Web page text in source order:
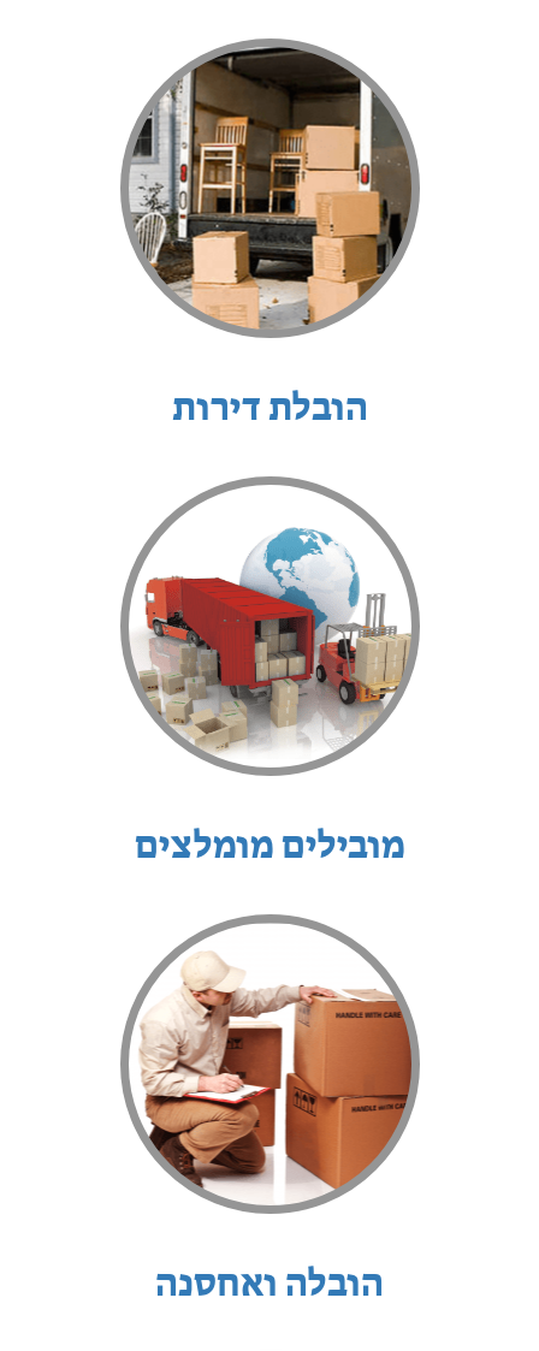
הובלת דירות
מובילים מומלצים
הובלה ואחסנה